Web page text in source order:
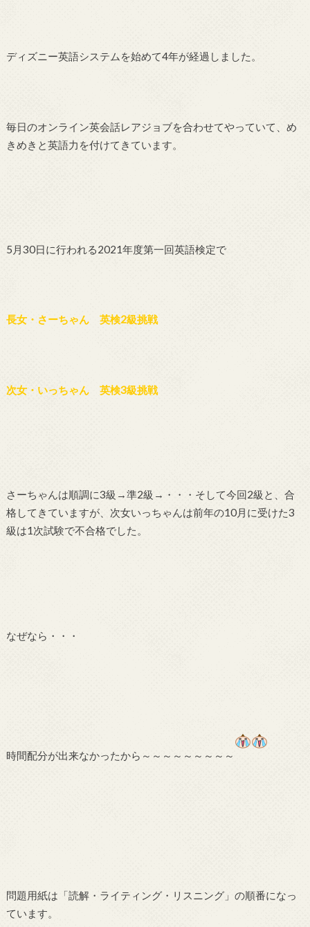
ディズニー英語システムを始めて4年が経過しました。
毎日のオンライン英会話レアジョブを合わせてやっていて、め
きめきと英語力を付けてきています。
5月30日に行われる2021年度第一回英語検定で
長女・さーちゃん 英検2級挑戦
次女・いっちゃん 英検3級挑戦
さーちゃんは順調に3級→準2級→・・・そして今回2級と、合
格してきていますが、次女いっちゃんは前年の10月に受けた3
級は1次試験で不合格でした。
なぜなら・・・
時間配分が出来なかったから～～～～～～～～～
問題用紙は「読解・ライティング・リスニング」の順番になっ
ています。